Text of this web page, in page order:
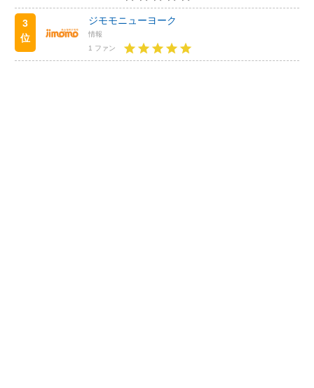
3
位
ジモモニューヨーク
情報
1 ファン